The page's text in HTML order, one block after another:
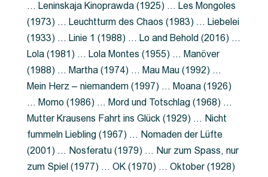
… Leninskaja Kinoprawda (1925) … Les Mongoles
(1973) … Leuchtturm des Chaos (1983) … Liebelei
(1933) … Linie 1 (1988) … Lo and Behold (2016) …
Lola (1981) … Lola Montes (1955) … Manöver
(1988) … Martha (1974) … Mau Mau (1992) …
Mein Herz – niemandem (1997) … Moana (1926)
… Momo (1986) … Mord und Totschlag (1968) …
Mutter Krausens Fahrt ins Glück (1929) … Nicht
fummeln Liebling (1967) … Nomaden der Lüfte
(2001) … Nosferatu (1979) … Nur zum Spass, nur
zum Spiel (1977) … OK (1970) … Oktober (1928)